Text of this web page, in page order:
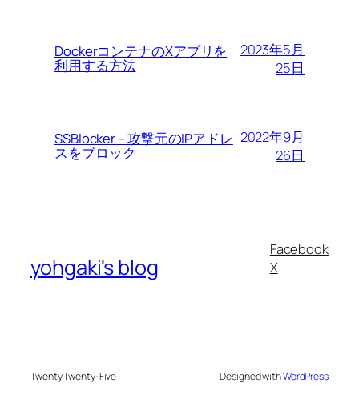
DockerコンテナのXアプリを
利用する方法
2023年5月
25日
SSBlocker – 攻撃元のIPアドレ
スをブロック
2022年9月
26日
yohgaki's blog
Facebook
X
Twenty Twenty-Five Designed withWordPress